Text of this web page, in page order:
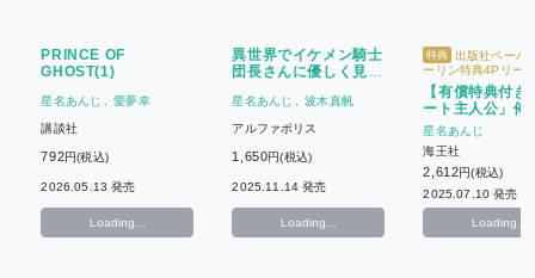
PRINCE OF
GHOST(1)
星名あんじ 愛夢幸
講談社
792円(税込)
2026.05.13 発売
Loading...
異世界でイケメン騎士
団長さんに優しく見守
んやってます
星名あんじ 波木真帆
アルファポリス
1,650円(税込)
2025.11.14 発売
Loading...
特典 出版社ペーパ
ーリン特典4Pリー
+ 【有償特典】描
アクリルスタンド
【有償特典付き
ート主人公」俺
ステータスを完
たらなぜか闇堕
ボスに攻略され
す。
星名あんじ
海王社
2,612円(税込)
2025.07.10 発売
Loading...